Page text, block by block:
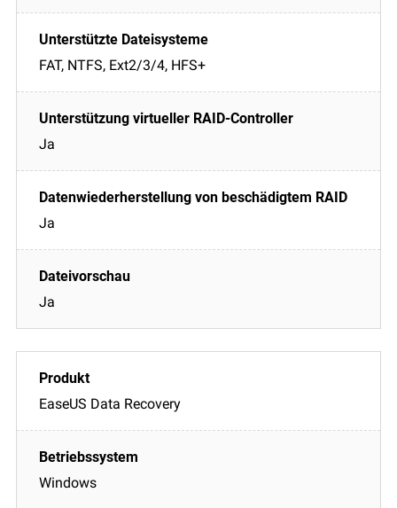
FAT, NTFS, Ext2/3/4, HFS+
Ja
Ja
Ja
EaseUS Data Recovery
Windows